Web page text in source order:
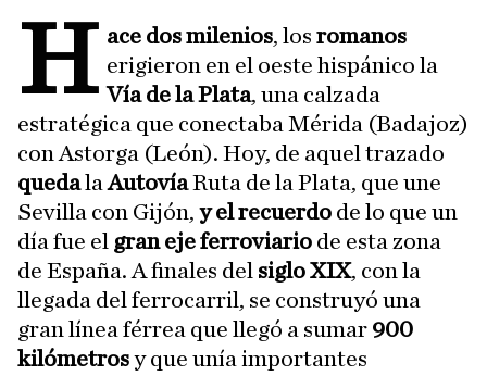
H ace dos milenios, losromanos
erigieron en el oeste hispánico la
Vía de la Plata, una calzada
estratégica que conectaba Mérida (Badajoz)
con Astorga (León). Hoy, de aquel trazado
quedalaAutovíaRuta de la Plata, que une
Sevilla con Gijón, y el recuerdo de lo que un
día fue el gran eje ferroviario de esta zona
de España. A finales del siglo XIX, con la
llegada del ferrocarril, se construyó una
gran línea férrea que llegó a sumar 900
kilómetrosy que unía importantes